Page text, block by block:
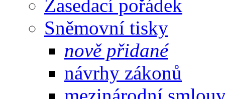
Zasedací pořádek
Sněmovní tisky
nově přidané
návrhy zákonů